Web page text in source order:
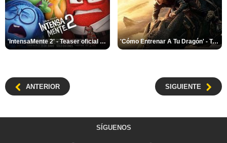
'IntensaMente 2' - Teaser oficial doblado 'Cómo Entrenar A Tu Dragón' - Teaser oficial
ANTERIOR SIGUIENTE
SÍGUENOS